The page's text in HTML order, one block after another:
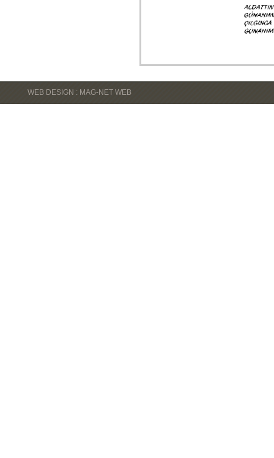
WEB DESIGN : MAG-NET WEB